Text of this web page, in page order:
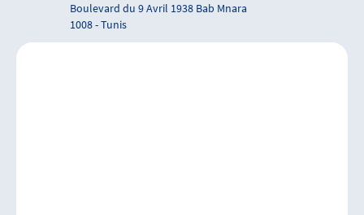
Boulevard du 9 Avril 1938 Bab Mnara
1008 - Tunis